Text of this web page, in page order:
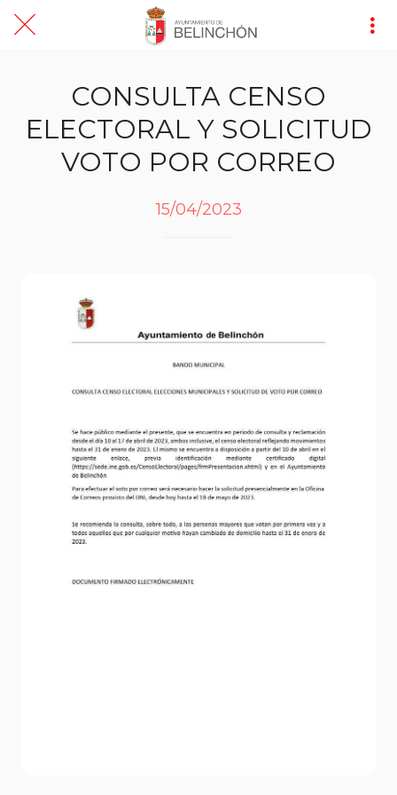
CONSULTA CENSO
ELECTORAL Y SOLICITUD
VOTO POR CORREO
15/04/2023